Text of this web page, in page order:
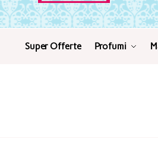
Super Offerte Profumi